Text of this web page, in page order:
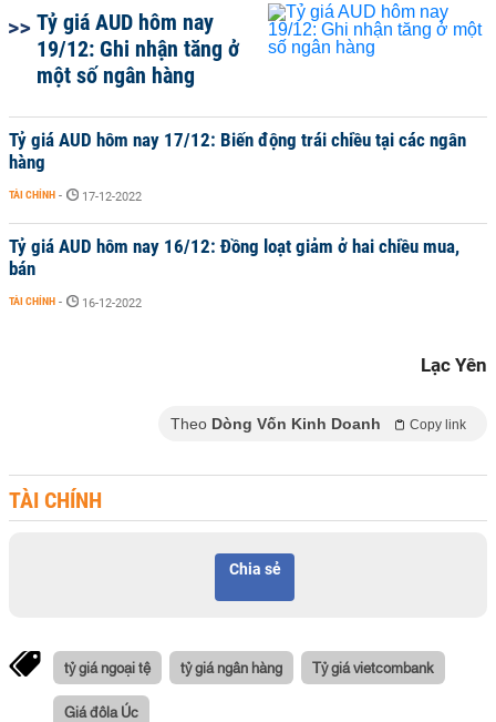
Tỷ giá AUD hôm nay
19/12: Ghi nhận tăng ở
một số ngân hàng
Tỷ giá AUD hôm nay 17/12: Biến động trái chiều tại các ngân
hàng
TÀI CHÍNH - 17-12-2022
Tỷ giá AUD hôm nay 16/12: Đồng loạt giảm ở hai chiều mua,
bán
TÀI CHÍNH - 16-12-2022
Lạc Yên
Theo Dòng Vốn Kinh Doanh Copy link
TÀI CHÍNH
Chia sẻ
tỷ giá ngoại tệ tỷ giá ngân hàng Tỷ giá vietcombank
Giá đôla Úc